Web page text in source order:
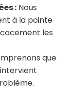
: Nous
à la pointe
les
que